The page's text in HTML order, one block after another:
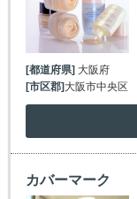
[都道府県]大阪府
[市区郡]大阪市中央区
カバーマーク